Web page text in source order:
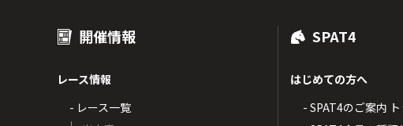
開催情報
レース情報
- レース一覧
SPAT4
はじめての方へ
- SPAT4のご案内